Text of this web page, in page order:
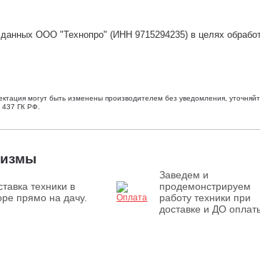
ООО "Технопро" (ИНН 9715294235) в целях
могут быть изменены производителем без уведомления,
437 ГК РФ.
техники в
прямо на дачу.
Заведем и
продемонстрируем
работу техники при
доставке и ДО